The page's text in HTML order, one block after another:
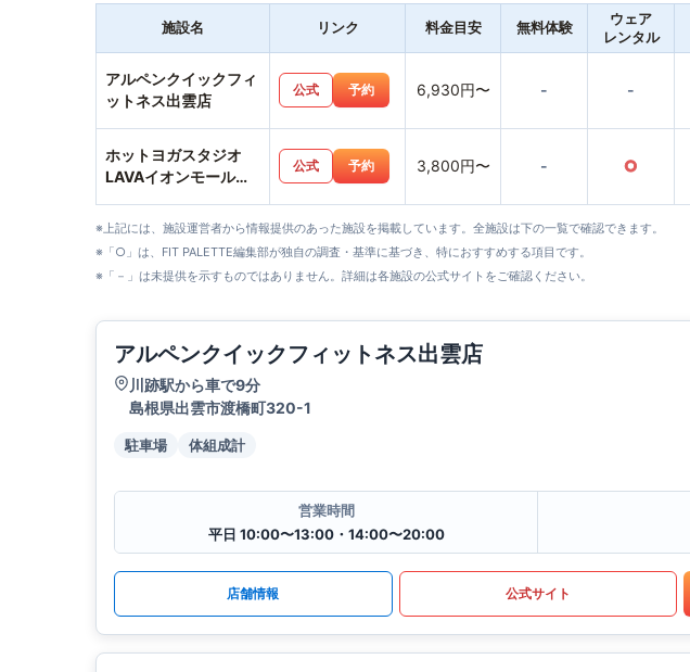
施設名 リンク 料金目安 無料体験
ウェア
レンタル
アルペンクイックフィ
ットネス出雲店
公式 予約 6,930円〜 - -
ホットヨガスタジオ
LAVAイオンモール出
公式 予約 3,800円〜 - ○
※上記には、施設運営者から情報提供のあった施設を掲載しています。全施設は下の一覧で確認できます。
※「○」は、FIT PALETTE編集部が独自の調査・基準に基づき、特におすすめする項目です。
※「－」は未提供を示すものではありません。詳細は各施設の公式サイトをご確認ください。
アルペンクイックフィットネス出雲店
川跡駅から車で9分
島根県出雲市渡橋町320-1
駐車場 体組成計
営業時間
平日 10:00〜13:00・14:00〜20:00
店舗情報 公式サイト